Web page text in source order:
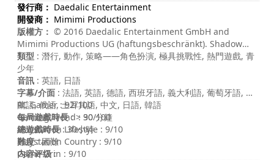
發行商： Daedalic Entertainment
開發商： Mimimi Productions
版權方： © 2016 Daedalic Entertainment GmbH and
Mimimi Productions UG (haftungsbeschränkt). Shadow
Tactics, the Shadow Tactics logo, the Daedalic logo and
the Mimimi Productions logo are trademarks of Daedalic
Entertainment GmbH and/or Mimimi Productions UG
(haftungsbeschränkt). All rights reserved.
類型 : 潛行, 動作, 策略——角色扮演, 極具挑戰性, 熱門遊戲, 青
少年
音訊 : 英語, 日語
字幕/介面 : 法語, 英語, 德語, 西班牙語, 義大利語, 葡萄牙語, 波
蘭語, 俄語, 土耳其語, 中文, 日語, 韓語
每局遊戲時長: > 30 分鐘
總遊戲時長: 30小時
難度: 困難
内容评级:
PC Gamer : 92/100
Gaming Trend : 90/100
Playstation Lifestyle : 9/10
Playstation Country : 9/10
Game Grin : 9/10